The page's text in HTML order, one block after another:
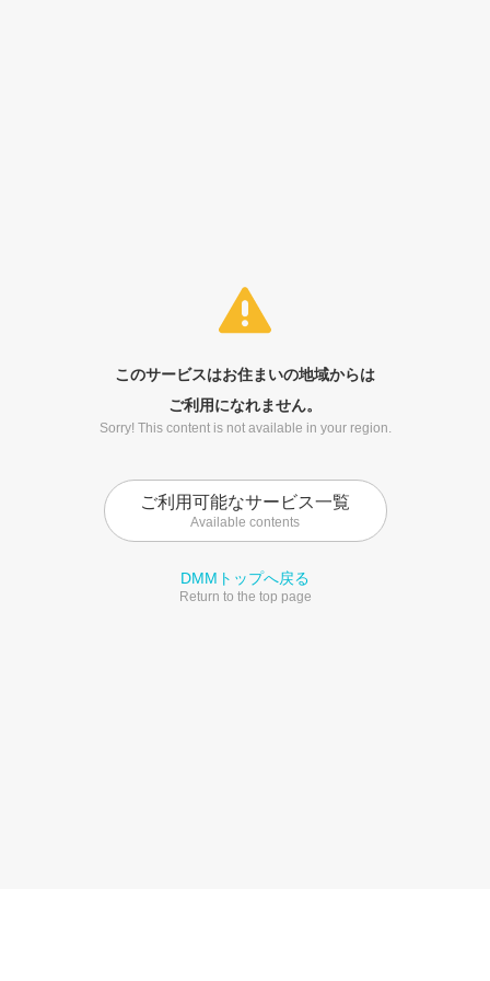
このサービスはお住まいの地域からは
ご利用になれません。
Sorry! This content is not available in your region.
ご利用可能なサービス一覧
Available contents
DMMトップへ戻る
Return to the top page